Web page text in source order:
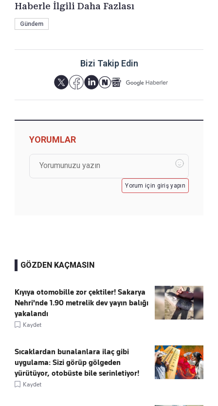
Haberle İlgili Daha Fazlası
Gündem
Bizi Takip Edin
YORUMLAR
Yorum için giriş yapın
GÖZDEN KAÇMASIN
Kıyıya otomobille zor çektiler! Sakarya
Nehri'nde 1.90 metrelik dev yayın balığı
yakalandı
Kaydet
Sıcaklardan bunalanlara ilaç gibi
uygulama: Sizi görüp gölgeden
yürütüyor, otobüste bile serinletiyor!
Kaydet